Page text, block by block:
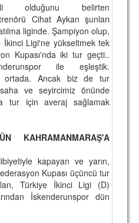
olduğunu belirten
Cihat Aykan şunları
liginde. Şampiyon olup,
İkinci Ligi'ne yükseltmek tek
Kupası'nda iki tur geçti..
ile eşleştik.
ortada. Ancak biz de tur
ve seyircimiz önünde
tur için averaj sağlamak
KAHRAMANMARAŞ'A
kapayan ve yarın,
Kupası üçüncü tur
Türkiye İkinci Ligi (D)
İskenderunspor dün